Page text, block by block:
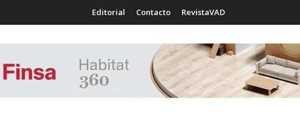
Editorial Contacto RevistaVAD